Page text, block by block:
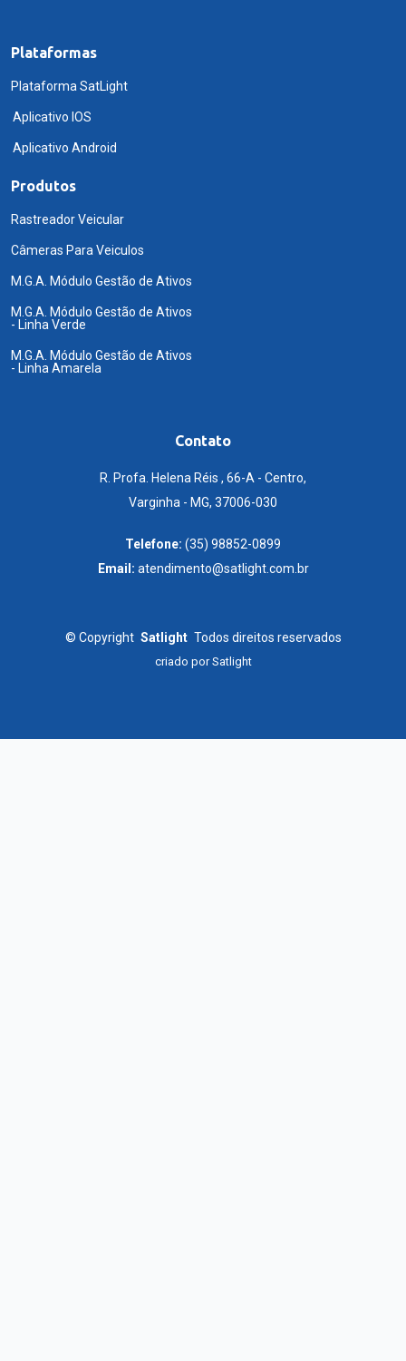
Plataformas
Plataforma SatLight
Aplicativo IOS
Aplicativo Android
Produtos
Rastreador Veicular
Câmeras Para Veiculos
M.G.A. Módulo Gestão de Ativos
M.G.A. Módulo Gestão de Ativos
- Linha Verde
M.G.A. Módulo Gestão de Ativos
- Linha Amarela
Contato
R. Profa. Helena Réis , 66-A - Centro,
Varginha - MG, 37006-030
Telefone: (35) 98852-0899
Email: atendimento@satlight.com.br
© Copyright Satlight Todos direitos reservados
criado porSatlight